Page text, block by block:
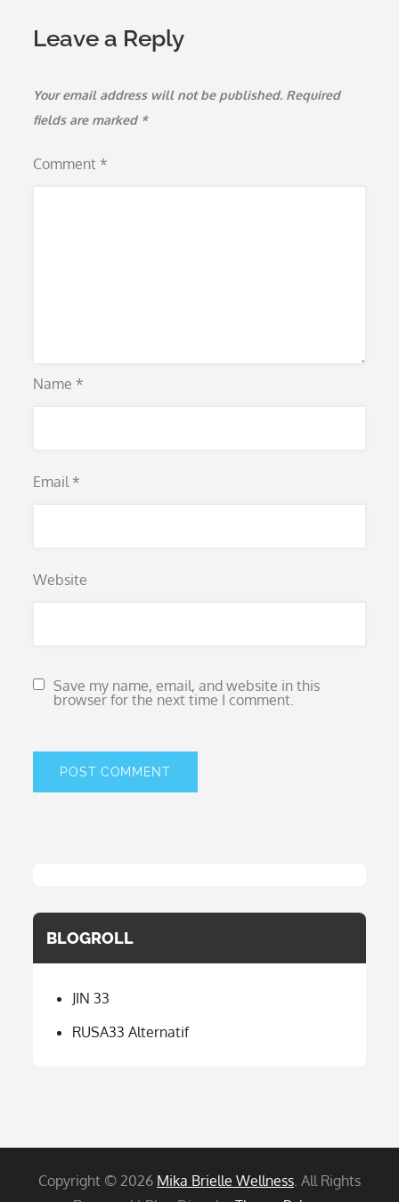
Leave a Reply
Your email address will not be published. Required
fields are marked *
Comment *
Name *
Email *
Website
Save my name, email, and website in this
browser for the next time I comment.
BLOGROLL
JIN 33
RUSA33 Alternatif
Copyright © 2026 Mika Brielle Wellness. All Rights